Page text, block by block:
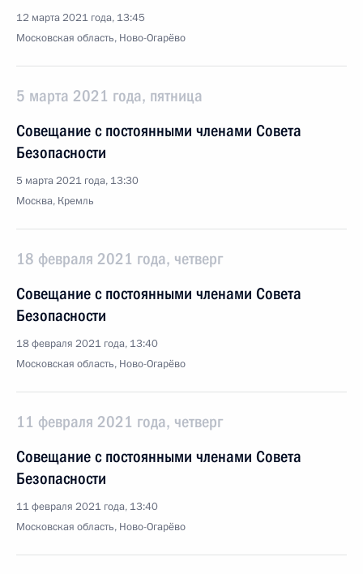
12 марта 2021 года, 13:45
Московская область, Ново-Огарёво
5 марта 2021 года, пятница
Совещание с постоянными членами Совета
Безопасности
5 марта 2021 года, 13:30
Москва, Кремль
18 февраля 2021 года, четверг
Совещание с постоянными членами Совета
Безопасности
18 февраля 2021 года, 13:40
Московская область, Ново-Огарёво
11 февраля 2021 года, четверг
Совещание с постоянными членами Совета
Безопасности
11 февраля 2021 года, 13:40
Московская область, Ново-Огарёво